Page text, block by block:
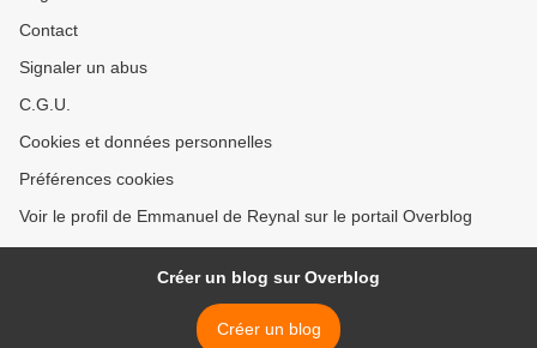
Contact
Signaler un abus
C.G.U.
Cookies et données personnelles
Préférences cookies
Voir le profil de Emmanuel de Reynal sur le portail Overblog
Créer un blog sur Overblog
Créer un blog